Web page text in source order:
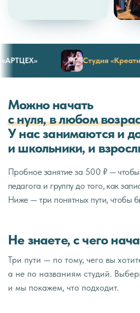
Студия «Креатив»
Можно начать
с нуля, в любом
У нас занимаются и
и школьники, и
Пробное занятие за 500 ₽ — чтобы
педагога и группу до того, как
Ниже — три понятных пути, чтобы
Не знаете, с чего
Три пути — по тому, чего вы
а не по названиям студий.
и мы покажем, что подходит.